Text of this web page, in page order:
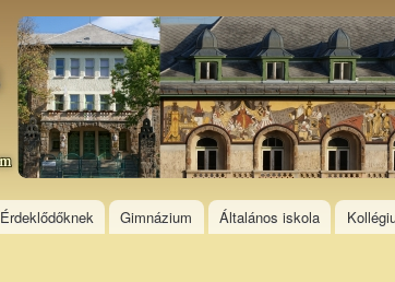
Skip to
main
content
Érdeklődőknek Gimnázium Általános iskola